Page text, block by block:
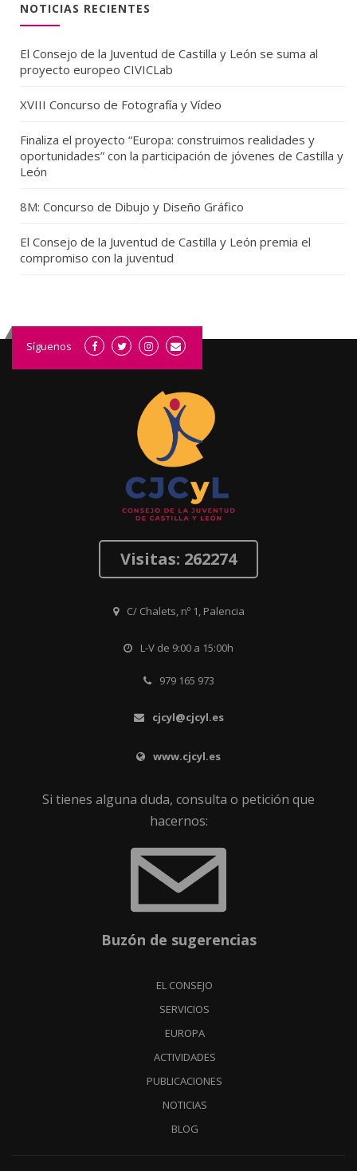
NOTICIAS RECIENTES
El Consejo de la Juventud de Castilla y León se suma al
proyecto europeo CIVICLab
XVIII Concurso de Fotografía y Vídeo
Finaliza el proyecto “Europa: construimos realidades y
oportunidades” con la participación de jóvenes de Castilla y
León
8M: Concurso de Dibujo y Diseño Gráfico
El Consejo de la Juventud de Castilla y León premia el
compromiso con la juventud
Síguenos
Visitas: 262274
C/ Chalets, nº 1, Palencia
L-V de 9:00 a 15:00h
979 165 973
cjcyl@cjcyl.es
www.cjcyl.es
Si tienes alguna duda, consulta o petición que
hacernos:
Buzón de sugerencias
EL CONSEJO
SERVICIOS
EUROPA
ACTIVIDADES
PUBLICACIONES
NOTICIAS
BLOG